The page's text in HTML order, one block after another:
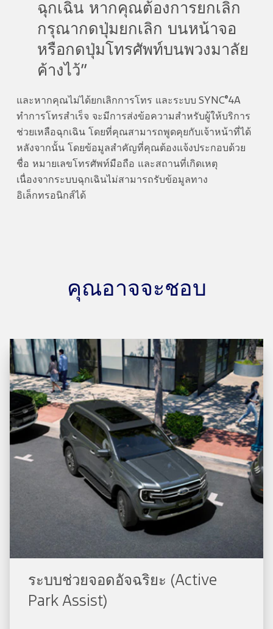
ฉุกเฉิน หากคุณต้องการยกเลิก
กรุณากดปุ่มยกเลิก บนหน้าจอ
หรือกดปุ่มโทรศัพท์บนพวงมาลัย
ค้างไว้”
และหากคุณไม่ได้ยกเลิกการโทร และระบบ SYNC®4A
ทำการโทรสำเร็จ จะมีการส่งข้อความสำหรับผู้ให้บริการ
ช่วยเหลือฉุกเฉิน โดยที่คุณสามารถพูดคุยกับเจ้าหน้าที่ได้
หลังจากนั้น โดยข้อมูลสำคัญที่คุณต้องแจ้งประกอบด้วย
ชื่อ หมายเลขโทรศัพท์มือถือ และสถานที่เกิดเหตุ
เนื่องจากระบบฉุกเฉินไม่สามารถรับข้อมูลทาง
อิเล็กทรอนิกส์ได้
คุณอาจจะชอบ
ระบบช่วยจอดอัจฉริยะ (Active
Park Assist)